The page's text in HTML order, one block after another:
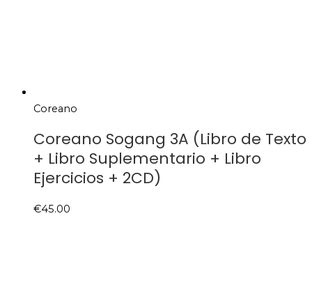
Coreano
Coreano Sogang 3A (Libro de Texto
+ Libro Suplementario + Libro
Ejercicios + 2CD)
€45.00